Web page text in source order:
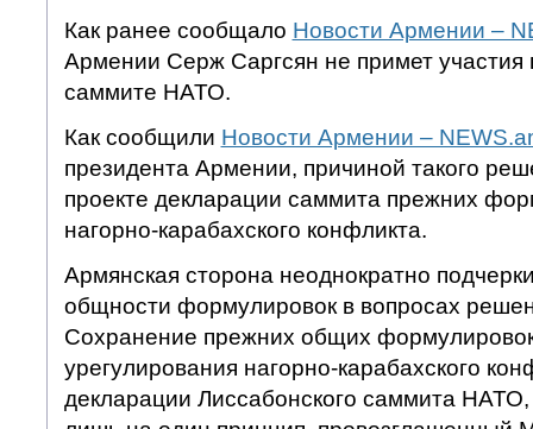
Как ранее сообщало Новости Армении –
Армении Серж Саргсян не примет участия
саммите НАТО.
Как сообщили Новости Армении –
президента Армении, причиной такого
проекте декларации саммита прежних
нагорно-карабахского конфликта.
Армянская сторона неоднократно
общности формулировок в вопросах
Сохранение прежних общих
урегулирования нагорно-карабахского
декларации Лиссабонского саммита НАТО,